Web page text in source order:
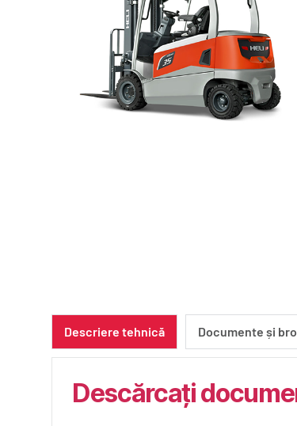
Descriere tehnică Documente și
Descărcați